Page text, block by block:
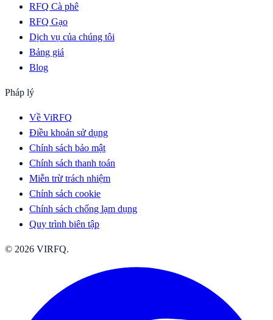
RFQ Cà phê
RFQ Gạo
Dịch vụ của chúng tôi
Bảng giá
Blog
Pháp lý
Về ViRFQ
Điều khoản sử dụng
Chính sách bảo mật
Chính sách thanh toán
Miễn trừ trách nhiệm
Chính sách cookie
Chính sách chống lạm dụng
Quy trình biên tập
© 2026 VIRFQ.